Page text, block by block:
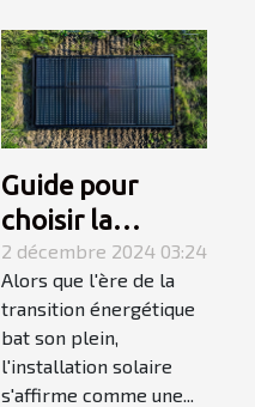
Guide pour
choisir la
capacité d'une
installation
solaire selon vos
besoins
2 décembre 2024 03:24
Alors que l'ère de la
transition énergétique
bat son plein,
l'installation solaire
s'affirme comme une...